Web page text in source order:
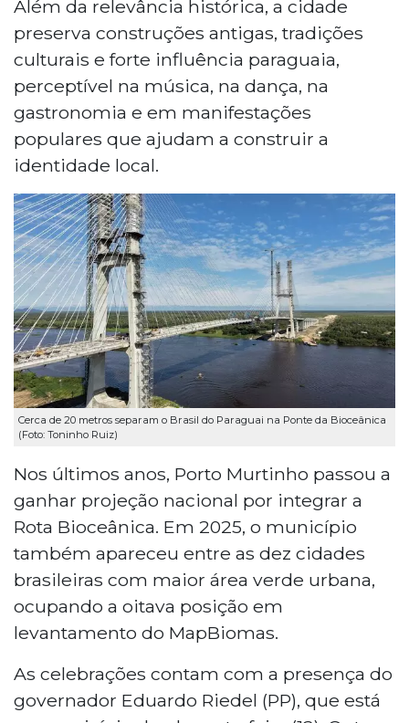
Além da relevância histórica, a cidade
preserva construções antigas, tradições
culturais e forte influência paraguaia,
perceptível na música, na dança, na
gastronomia e em manifestações
populares que ajudam a construir a
identidade local.
Cerca de 20 metros separam o Brasil do Paraguai na Ponte da Bioceânica
(Foto: Toninho Ruiz)
Nos últimos anos, Porto Murtinho passou a
ganhar projeção nacional por integrar a
Rota Bioceânica. Em 2025, o município
também apareceu entre as dez cidades
brasileiras com maior área verde urbana,
ocupando a oitava posição em
levantamento do MapBiomas.
As celebrações contam com a presença do
governador Eduardo Riedel (PP), que está